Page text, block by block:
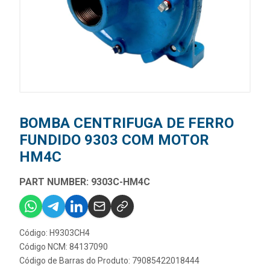
BOMBA CENTRIFUGA DE FERRO
FUNDIDO 9303 COM MOTOR
HM4C
PART NUMBER: 9303C-HM4C
Código: H9303CH4
Código NCM: 84137090
Código de Barras do Produto: 79085422018444